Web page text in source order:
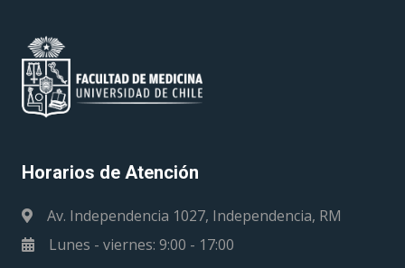
Horarios de Atención
Av. Independencia 1027, Independencia, RM
Lunes - viernes: 9:00 - 17:00